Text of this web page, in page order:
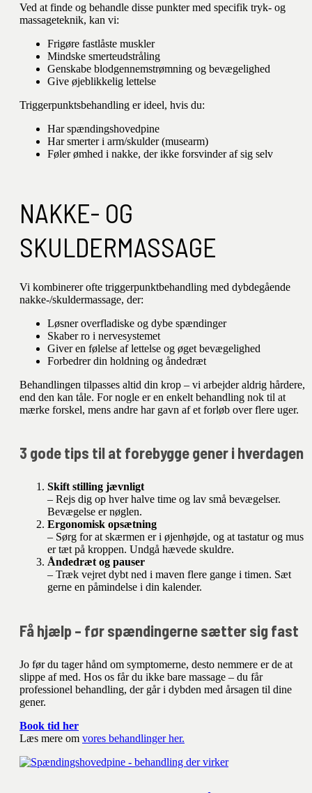
Ved at finde og behandle disse punkter med specifik tryk- og
massageteknik, kan vi:
Frigøre fastlåste muskler
Mindske smerteudstråling
Genskabe blodgennemstrømning og bevægelighed
Give øjeblikkelig lettelse
Triggerpunktsbehandling er ideel, hvis du:
Har spændingshovedpine
Har smerter i arm/skulder (musearm)
Føler ømhed i nakke, der ikke forsvinder af sig selv
NAKKE- OG
SKULDERMASSAGE
Vi kombinerer ofte triggerpunktbehandling med dybdegående
nakke-/skuldermassage, der:
Løsner overfladiske og dybe spændinger
Skaber ro i nervesystemet
Giver en følelse af lettelse og øget bevægelighed
Forbedrer din holdning og åndedræt
Behandlingen tilpasses altid din krop – vi arbejder aldrig hårdere,
end den kan tåle. For nogle er en enkelt behandling nok til at
mærke forskel, mens andre har gavn af et forløb over flere uger.
3 gode tips til at forebygge gener i hverdagen
Skift stilling jævnligt
– Rejs dig op hver halve time og lav små bevægelser.
Bevægelse er nøglen.
Ergonomisk opsætning
– Sørg for at skærmen er i øjenhøjde, og at tastatur og mus
er tæt på kroppen. Undgå hævede skuldre.
Åndedræt og pauser
– Træk vejret dybt ned i maven flere gange i timen. Sæt
gerne en påmindelse i din kalender.
Få hjælp – før spændingerne sætter sig fast
Jo før du tager hånd om symptomerne, desto nemmere er de at
slippe af med. Hos os får du ikke bare massage – du får
professionel behandling, der går i dybden med årsagen til dine
gener.
Book tid her
Læs mere om vores behandlinger her.